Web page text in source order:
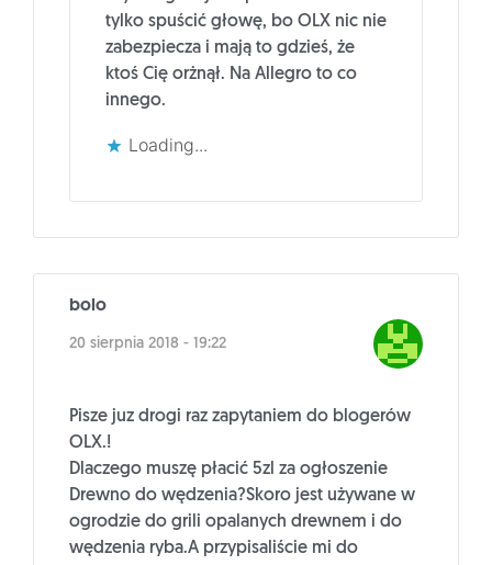
tylko spuścić głowę, bo OLX nic nie
zabezpiecza i mają to gdzieś, że
ktoś Cię orżnął. Na Allegro to co
innego.
Loading...
bolo
20 sierpnia 2018 - 19:22
Pisze juz drogi raz zapytaniem do blogerów
OLX.!
Dlaczego muszę płacić 5zl za ogłoszenie
Drewno do wędzenia?Skoro jest używane w
ogrodzie do grili opalanych drewnem i do
wędzenia ryba.A przypisaliście mi do